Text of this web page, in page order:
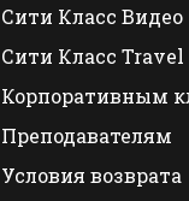
Сити Класс Видео
Сити Класс Travel
Корпоративным
Преподавателям
Условия возврата